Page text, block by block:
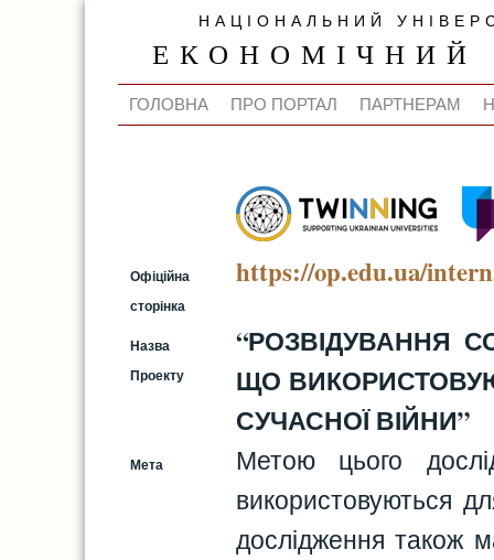
НАЦІОНАЛЬНИЙ
ЕКОНОМІЧНИЙ
ГОЛОВНА ПРО ПОРТАЛ ПАРТНЕРАМ
Офіційна
сторінка
https://op.edu.ua/
Назва
Проекту
“РОЗВІДУВАННЯ
ЩО
СУЧАСНОЇ ВІЙНИ”
Мета
Метою цього
використовуються
дослідження також